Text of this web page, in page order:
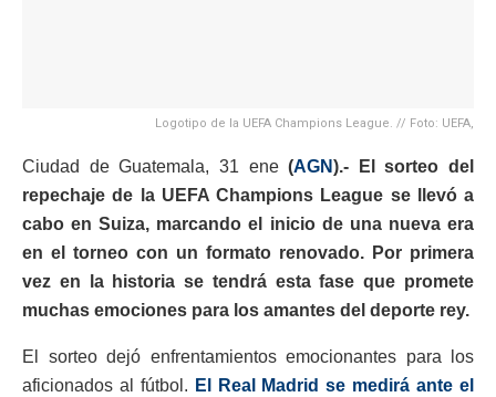
Logotipo de la UEFA Champions League. // Foto: UEFA,
Ciudad de Guatemala, 31 ene(AGN).- El sorteo del
repechaje de la UEFA Champions League se llevó a
cabo en Suiza, marcando el inicio de una nueva era
en el torneo con un formato renovado. Por primera
vez en la historia se tendrá esta fase que promete
muchas emociones para los amantes del deporte rey.
El sorteo dejó enfrentamientos emocionantes para los
aficionados al fútbol. El Real Madrid se medirá ante el